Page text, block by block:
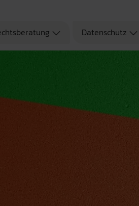
Datenschutz